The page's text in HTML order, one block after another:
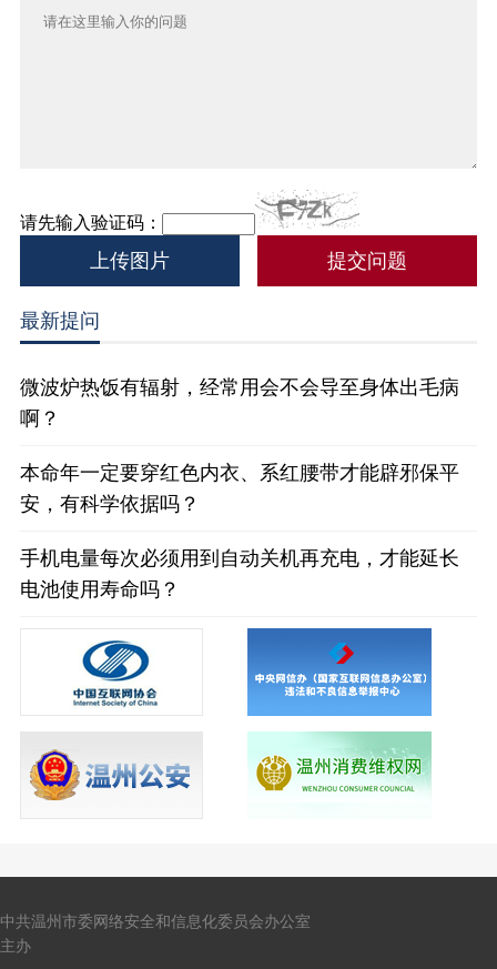
请先输入验证码：
上传图片
最新提问
微波炉热饭有辐射，经常用会不会导至身体出毛病
啊？
本命年一定要穿红色内衣、系红腰带才能辟邪保平
安，有科学依据吗？
手机电量每次必须用到自动关机再充电，才能延长
电池使用寿命吗？
中共温州市委网络安全和信息化委员会办公室
主办